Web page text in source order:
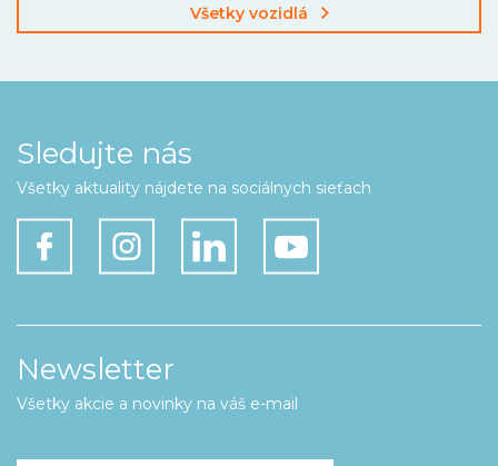
Všetky vozidlá
Sledujte nás
Všetky aktuality nájdete na sociálnych sieťach
Newsletter
Všetky akcie a novinky na váš e-mail